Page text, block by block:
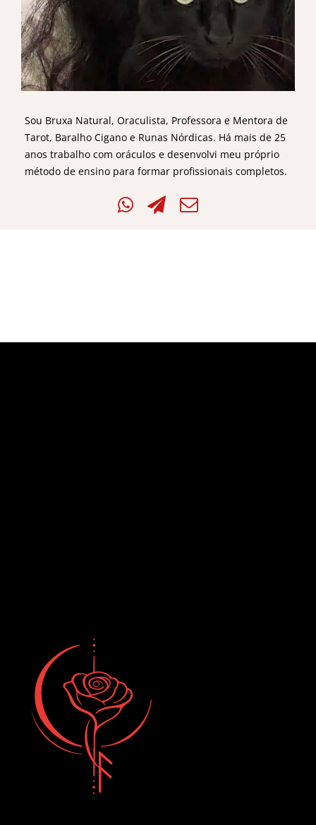
Sou Bruxa Natural, Oraculista, Professora e Mentora de
Tarot, Baralho Cigano e Runas Nórdicas. Há mais de 25
anos trabalho com oráculos e desenvolvi meu próprio
método de ensino para formar profissionais completos.